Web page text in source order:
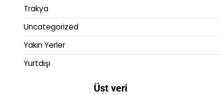
Trakya
Uncategorized
Yakın Yerler
Yurtdışı
Üst veri